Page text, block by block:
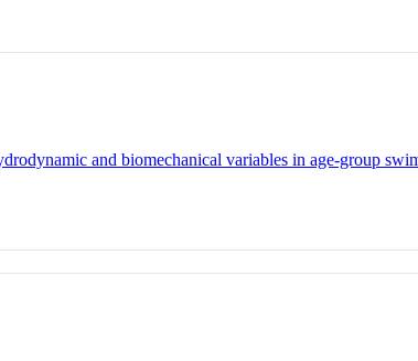
and biomechanical variables in age-group